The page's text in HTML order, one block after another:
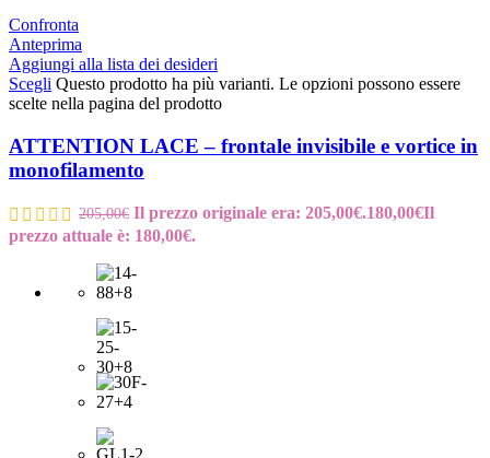
Confronta
Anteprima
Aggiungi alla lista dei desideri
Scegli Questo prodotto ha più varianti. Le opzioni possono essere
scelte nella pagina del prodotto
ATTENTION LACE – frontale invisibile e vortice in
monofilamento
205,00€ Il prezzo originale era: 205,00€.180,00€Il
prezzo attuale è: 180,00€.